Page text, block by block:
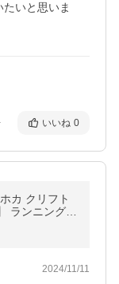
いと思いま
いいね 0
カ クリフト
ランニング
ーツ カジュ
2024/11/11